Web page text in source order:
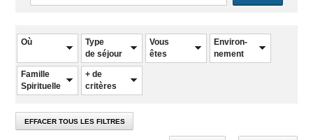
Où
Type
de séjour
Vous
êtes
Environ-
nement
Famille
Spirituelle
+ de
critères
EFFACER TOUS LES FILTRES